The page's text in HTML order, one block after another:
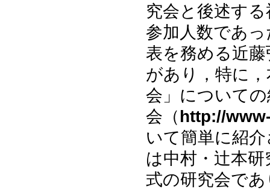
究会と後述す
参加人数であ
表を務める近
があり，特に
会」について
会（http://
いて簡単に紹
は中村・辻本
式の研究会で